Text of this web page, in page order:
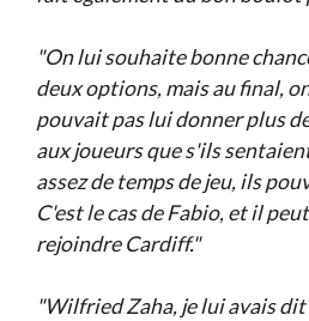
"On lui souhaite bonne
deux options, mais au final,
pouvait pas lui donner plus
aux joueurs que s'ils
assez de temps de jeu, ils
C'est le cas de Fabio, et il
rejoindre Cardiff."
"Wilfried Zaha, je lui avais